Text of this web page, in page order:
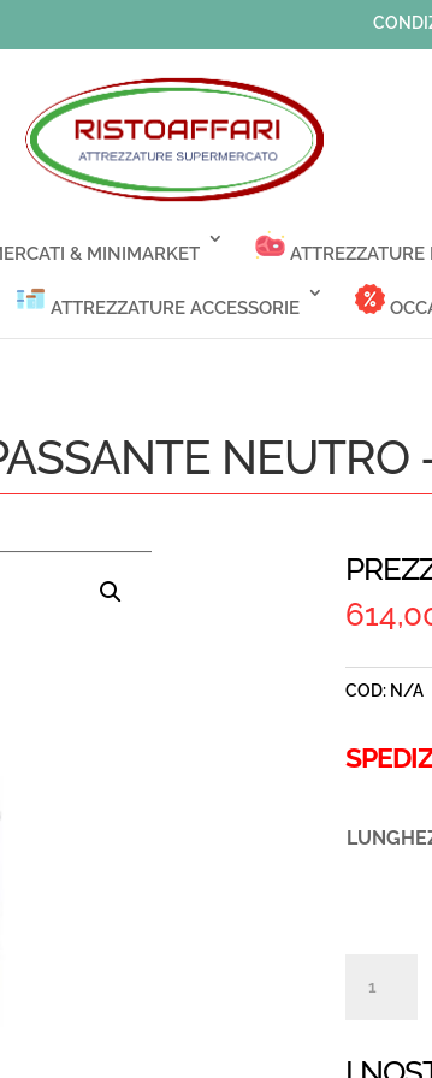
& MINIMARKET ATTREZZATURE
ATTREZZATURE ACCESSORIE
COD: N/A
NEUTRO